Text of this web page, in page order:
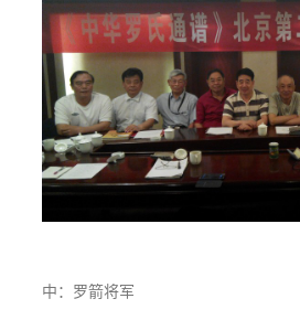
中：罗箭将军